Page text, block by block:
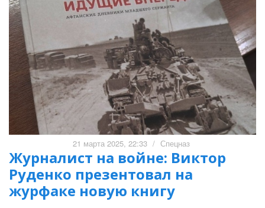
21 марта 2025, 22:33 / Спецназ
Журналист на войне: Виктор
Руденко презентовал на
журфаке новую книгу